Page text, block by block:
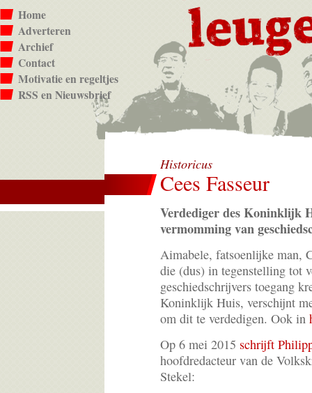
Home
Adverteren
Archief
Contact
Motivatie en regeltjes
RSS en Nieuwsbrief
Historicus
Cees Fasseur
Verdediger des Koninklijk
vermomming van
Aimabele, fatsoenlijke man,
die (dus) in tegenstelling tot
geschiedschrijvers toegang
Koninklijk Huis, verschijnt
om dit te verdedigen. Ook in
Op 6 mei 2015 schrijft
hoofdredacteur van de
Stekel: